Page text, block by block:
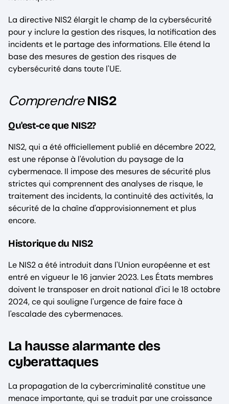
La directive NIS2 élargit le champ de la cybersécurité
pour y inclure la gestion des risques, la notification des
incidents et le partage des informations. Elle étend la
base des mesures de gestion des risques de
cybersécurité dans toute l'UE.
ComprendreNIS2
Qu'est-ce que NIS2?
NIS2, qui a été officiellement publié en décembre 2022,
est une réponse à l'évolution du paysage de la
cybermenace. Il impose des mesures de sécurité plus
strictes qui comprennent des analyses de risque, le
traitement des incidents, la continuité des activités, la
sécurité de la chaîne d'approvisionnement et plus
encore.
Historique du NIS2
Le NIS2 a été introduit dans l'Union européenne et est
entré en vigueur le 16 janvier 2023. Les États membres
doivent le transposer en droit national d'ici le 18 octobre
2024, ce qui souligne l'urgence de faire face à
l'escalade des cybermenaces.
La hausse alarmante des
cyberattaques
La propagation de la cybercriminalité constitue une
menace importante, qui se traduit par une croissance